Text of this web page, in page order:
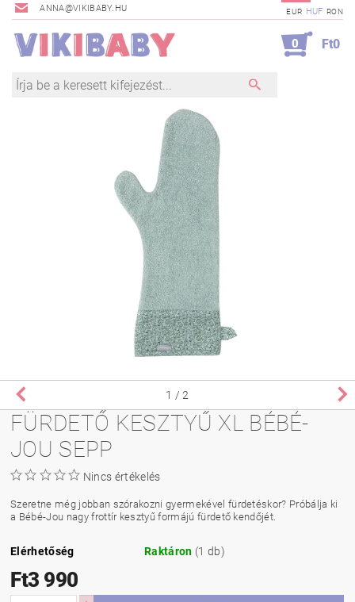
ANNA@VIKIBABY.HU EUR HUF RON
0 Ft0
1 / 2
FÜRDETŐ KESZTYŰ XL BÉBÉ-
JOU SEPP
Nincs értékelés
Szeretne még jobban szórakozni gyermekével fürdetéskor? Próbálja ki
a Bébé-Jou nagy frottír kesztyű formájú fürdető kendőjét.
Elérhetőség Raktáron (1 db)
Ft3 990